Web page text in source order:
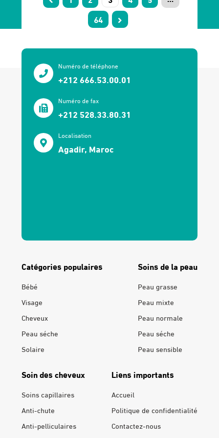
64
Numéro de téléphone
+212 666.53.00.01
Numéro de fax
+212 528.33.80.31
Localisation
Agadir, Maroc
Catégories populaires
Bébé
Visage
Cheveux
Peau séche
Solaire
Soins de la peau
Peau grasse
Peau mixte
Peau normale
Peau séche
Peau sensible
Soin des cheveux
Soins capillaires
Anti-chute
Anti-pelliculaires
Liens importants
Accueil
Politique de confidentialité
Contactez-nous